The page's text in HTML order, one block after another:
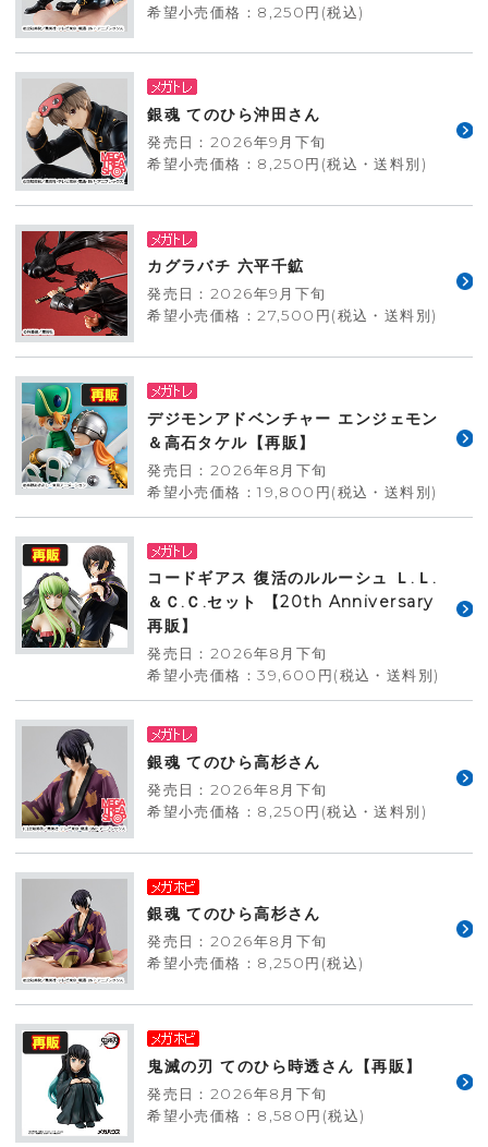
希望小売価格：8,250円(税込)
銀魂 てのひら沖田さん
発売日：2026年9月下旬
希望小売価格：8,250円(税込・送料別)
カグラバチ 六平千鉱
発売日：2026年9月下旬
希望小売価格：27,500円(税込・送料別)
デジモンアドベンチャー エンジェモン
＆高石タケル【再販】
発売日：2026年8月下旬
希望小売価格：19,800円(税込・送料別)
コードギアス 復活のルルーシュ Ｌ.Ｌ.
＆Ｃ.Ｃ.セット 【20th Anniversary
再販】
発売日：2026年8月下旬
希望小売価格：39,600円(税込・送料別)
銀魂 てのひら高杉さん
発売日：2026年8月下旬
希望小売価格：8,250円(税込・送料別)
銀魂 てのひら高杉さん
発売日：2026年8月下旬
希望小売価格：8,250円(税込)
鬼滅の刃 てのひら時透さん【再販】
発売日：2026年8月下旬
希望小売価格：8,580円(税込)